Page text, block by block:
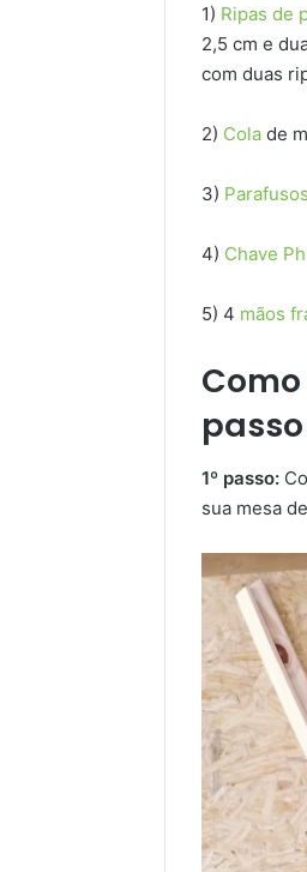
1) Ripas de
2,5 cm e
com duas
2) Cola de
3) Parafusos
4) Chave
5) 4 mãos
passo
1º passo:
sua mesa